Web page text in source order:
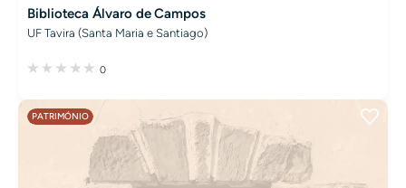
Biblioteca Álvaro de Campos
UF Tavira (Santa Maria e Santiago)
0
PATRIMÓNIO